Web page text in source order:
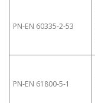
PN‑EN 60335‑2‑53
PN‑EN 61800‑5‑1